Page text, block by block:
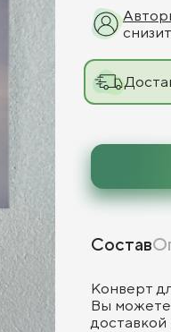
Состав
Конверт
Вы можете
доставкой